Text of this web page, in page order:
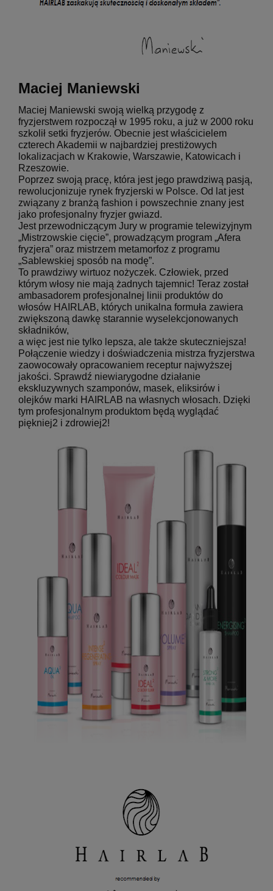
Maciej Maniewski
Maciej Maniewski swoją wielką przygodę z
fryzjerstwem rozpoczął w 1995 roku, a już w 2000 roku
szkolił setki fryzjerów. Obecnie jest właścicielem
czterech Akademii w najbardziej prestiżowych
lokalizacjach w Krakowie, Warszawie, Katowicach i
Rzeszowie.
Poprzez swoją pracę, która jest jego prawdziwą pasją,
rewolucjonizuje rynek fryzjerski w Polsce. Od lat jest
związany z branżą fashion i powszechnie znany jest
jako profesjonalny fryzjer gwiazd.
Jest przewodniczącym Jury w programie telewizyjnym
„Mistrzowskie cięcie”, prowadzącym program „Afera
fryzjera” oraz mistrzem metamorfoz z programu
„Sablewskiej sposób na modę”.
To prawdziwy wirtuoz nożyczek. Człowiek, przed
którym włosy nie mają żadnych tajemnic! Teraz został
ambasadorem profesjonalnej linii produktów do
włosów HAIRLAB, których unikalna formuła zawiera
zwiększoną dawkę starannie wyselekcjonowanych
składników,
a więc jest nie tylko lepsza, ale także skuteczniejsza!
Połączenie wiedzy i doświadczenia mistrza fryzjerstwa
zaowocowały opracowaniem receptur najwyższej
jakości. Sprawdź niewiarygodne działanie
ekskluzywnych szamponów, masek, eliksirów i
olejków marki HAIRLAB na własnych włosach. Dzięki
tym profesjonalnym produktom będą wyglądać
piękniej2 i zdrowiej2!